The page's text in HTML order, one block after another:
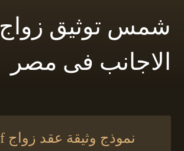
شمس توثيق زواج
الاجانب فى مصر